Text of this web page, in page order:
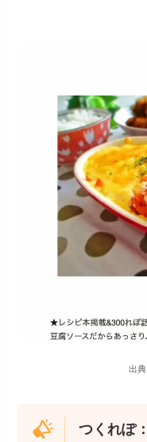
出
つくれぽ